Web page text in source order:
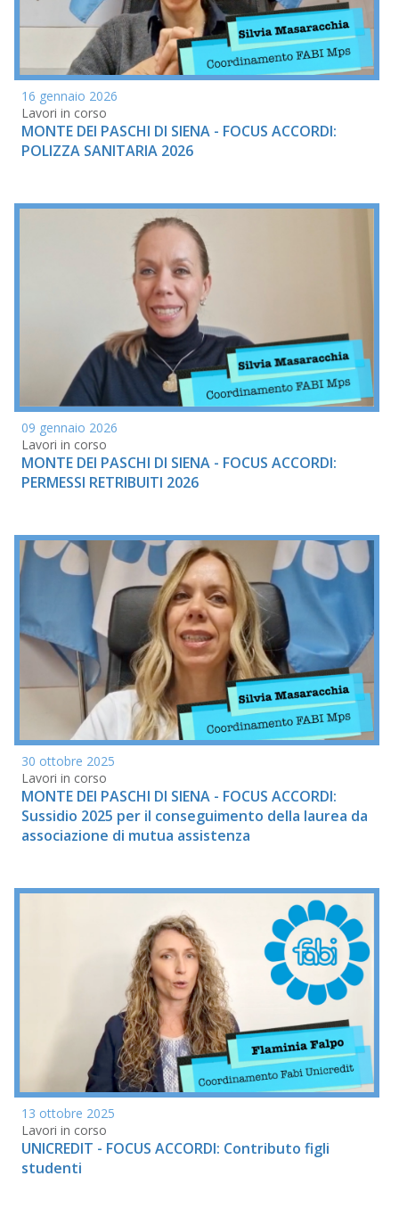
16 gennaio 2026
Lavori in corso
MONTE DEI PASCHI DI SIENA - FOCUS ACCORDI:
POLIZZA SANITARIA 2026
09 gennaio 2026
Lavori in corso
MONTE DEI PASCHI DI SIENA - FOCUS ACCORDI:
PERMESSI RETRIBUITI 2026
30 ottobre 2025
Lavori in corso
MONTE DEI PASCHI DI SIENA - FOCUS ACCORDI:
Sussidio 2025 per il conseguimento della laurea da
associazione di mutua assistenza
13 ottobre 2025
Lavori in corso
UNICREDIT - FOCUS ACCORDI: Contributo figli
studenti